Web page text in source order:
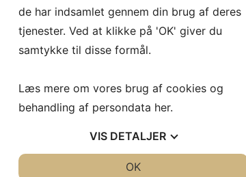
a 100 mails, a 10 sekunder – det er 70 timer
ca. 2 uger af dit liv hvert år.
laver som dobbeltarbejde:
selv, eller en økonomiansvarlig taster ind i
de har indsamlet gennem din brug af deres
tjenester. Ved at klikke på 'OK' giver du
samtykke til disse formål.
Læs mere om vores brug af cookies og
behandling af persondata her.
VIS DETALJER
OK